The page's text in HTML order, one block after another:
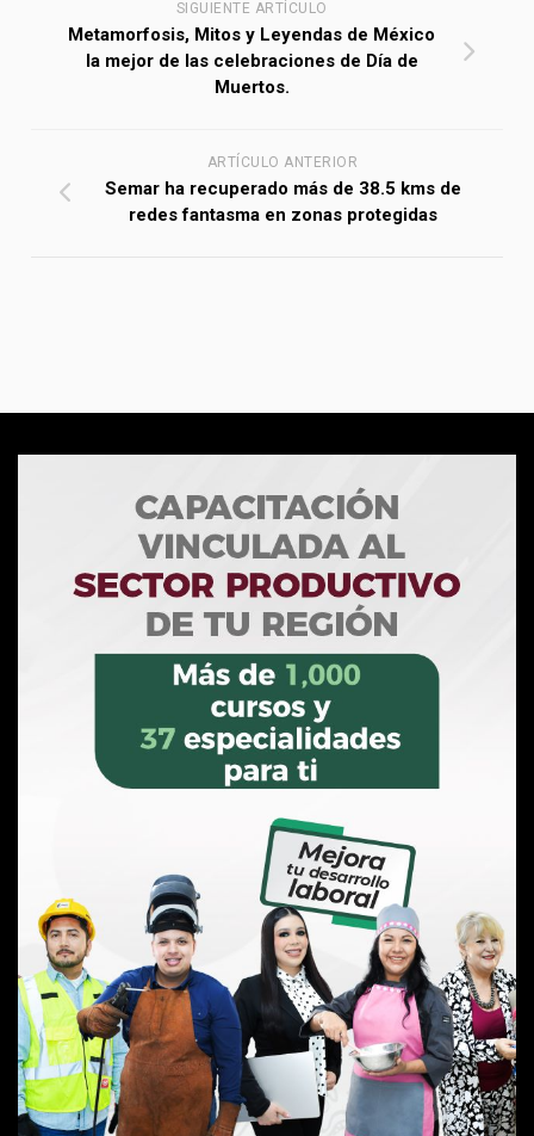
SIGUIENTE ARTÍCULO
Metamorfosis, Mitos y Leyendas de México
la mejor de las celebraciones de Día de
Muertos.
ARTÍCULO ANTERIOR
Semar ha recuperado más de 38.5 kms de
redes fantasma en zonas protegidas